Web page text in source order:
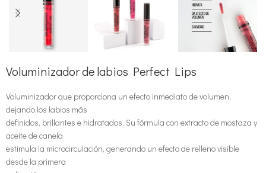
Voluminizador de labios Perfect Lips
Voluminizador que proporciona un efecto inmediato de volumen,
dejando los labios más
definidos, brillantes e hidratados. Su fórmula con extracto de mostaza y
aceite de canela
estimula la microcirculación, generando un efecto de relleno visible
desde la primera